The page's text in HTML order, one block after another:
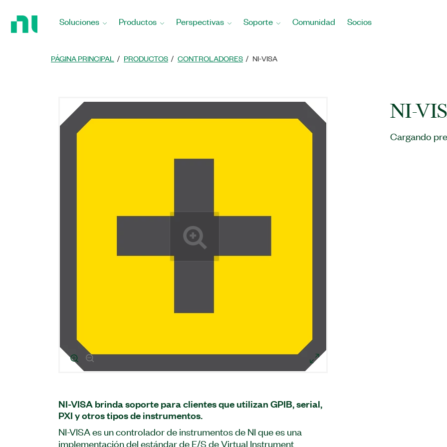
Soluciones Productos Perspectivas Soporte Comunidad Socios
PÁGINA PRINCIPAL PRODUCTOS CONTROLADORES NI-VISA
NI-
Cargando
NI-VISA brinda soporte para clientes que utilizan GPIB, serial,
PXI y otros tipos de instrumentos.
NI-VISA es un controlador de instrumentos de NI que es una
implementación del estándar de E/S de Virtual Instrument